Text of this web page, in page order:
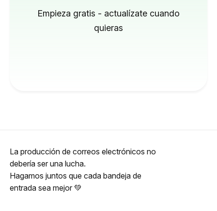
Empieza gratis - actualízate cuando
quieras
La producción de correos electrónicos no
debería ser una lucha.
Hagamos juntos que cada bandeja de
entrada sea mejor 💚